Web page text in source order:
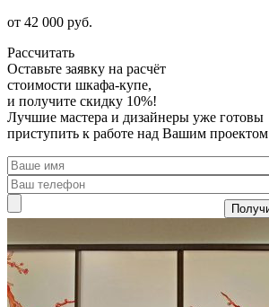
от 42 000 руб.
Рассчитать
Оставьте заявку на расчёт
стоимости шкафа-купе,
и получите скидку 10%!
Лучшие мастера и дизайнеры уже готовы
приступить к работе над Вашим проектом